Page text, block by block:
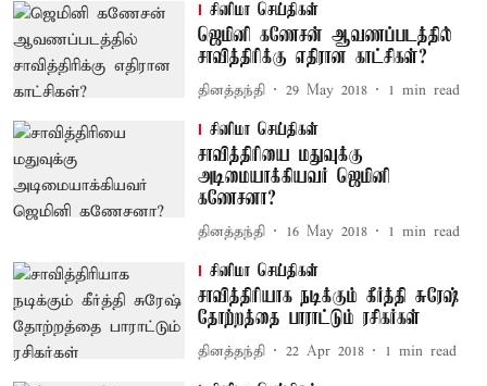
சினிமா செய்திகள்
ஜெமினி கணேசன் ஆவணப்படத்தில்
சாவித்திரிக்கு எதிரான காட்சிகள்?
தினத்தந்தி 29 May 2018 1 min read
சினிமா செய்திகள்
சாவித்திரியை மதுவுக்கு
அடிமையாக்கியவர் ஜெமினி
கணேசனா?
தினத்தந்தி 16 May 2018 1 min read
சினிமா செய்திகள்
சாவித்திரியாக நடிக்கும் கீர்த்தி சுரேஷ்
தோற்றத்தை பாராட்டும் ரசிகர்கள்
தினத்தந்தி 22 Apr 2018 1 min read